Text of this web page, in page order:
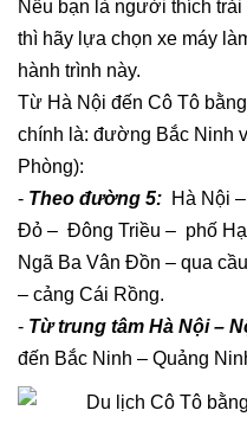
Nếu bạn là người thích
thì hãy lựa chọn xe máy
hành trình này.
Từ Hà Nội đến Cô Tô
chính là: đường Bắc Ninh
Phòng):
- Theo đường 5: Hà Nội
Đỏ – Đông Triều – phố
Ngã Ba Vân Đồn – qua
– cảng Cái Rồng.
- Từ trung tâm Hà Nội –
đến Bắc Ninh – Quảng